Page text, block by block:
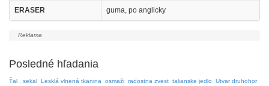
ERASER guma, po anglicky
Posledné hľadania
Ťal , sekal Lesklá vlnená tkanina osmaži radostna zvest talianske jedlo Utvar druhohor